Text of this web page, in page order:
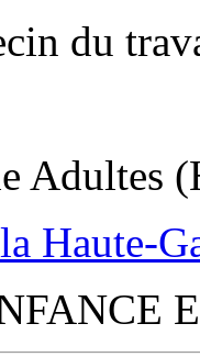
du
Adultes
Haute-